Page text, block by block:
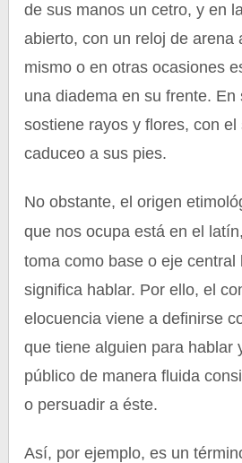
de sus manos un cetro, y en
abierto, con un reloj de arena
mismo o en otras ocasiones
una diadema en su frente. En
sostiene rayos y flores, con el
caduceo a sus pies.
No obstante, el origen
que nos ocupa está en el
toma como base o eje
significa hablar. Por ello, el
elocuencia viene a definirse
que tiene alguien para hablar
público de manera fluida
o persuadir a éste.
Así, por ejemplo, es un